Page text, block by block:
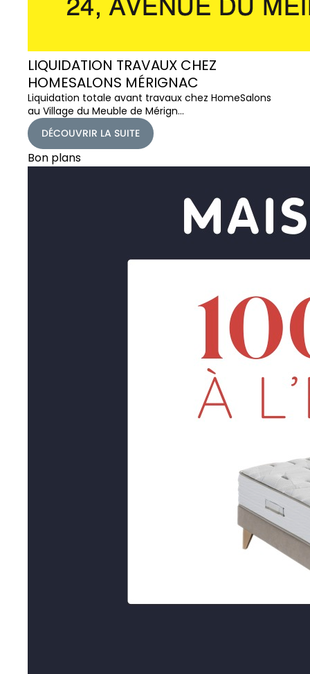
LIQUIDATION TRAVAUX CHEZ
HOMESALONS MÉRIGNAC
Liquidation totale avant travaux chez HomeSalons
au Village du Meuble de Mérign…
DÉCOUVRIR LA SUITE
Bon plans